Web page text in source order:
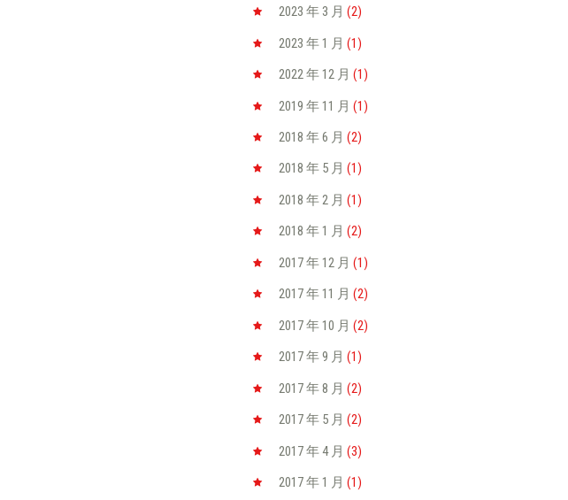
2023 年 3 月 (2)
2023 年 1 月 (1)
2022 年 12 月 (1)
2019 年 11 月 (1)
2018 年 6 月 (2)
2018 年 5 月 (1)
2018 年 2 月 (1)
2018 年 1 月 (2)
2017 年 12 月 (1)
2017 年 11 月 (2)
2017 年 10 月 (2)
2017 年 9 月 (1)
2017 年 8 月 (2)
2017 年 5 月 (2)
2017 年 4 月 (3)
2017 年 1 月 (1)